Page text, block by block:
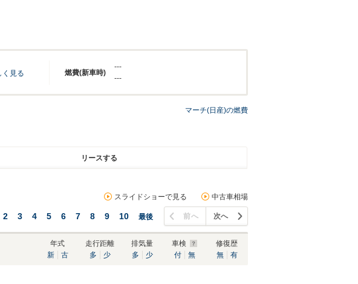
燃費(新車時)
く見る
---
---
マーチ(日産)の燃費
リースする
スライドショーで見る 中古車相場
2 3 4 5 6 7 8 9 10 最後 前へ 次へ
年式
新
古
走行距離
多
少
排気量
多
少
車検
付
無
修復歴
無
有